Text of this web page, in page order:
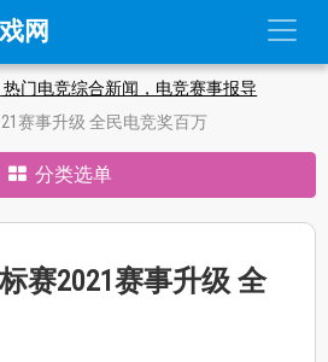
网
热门电竞综合新闻，电竞赛事报导
赛事升级 全民电竞奖百万
分类选单